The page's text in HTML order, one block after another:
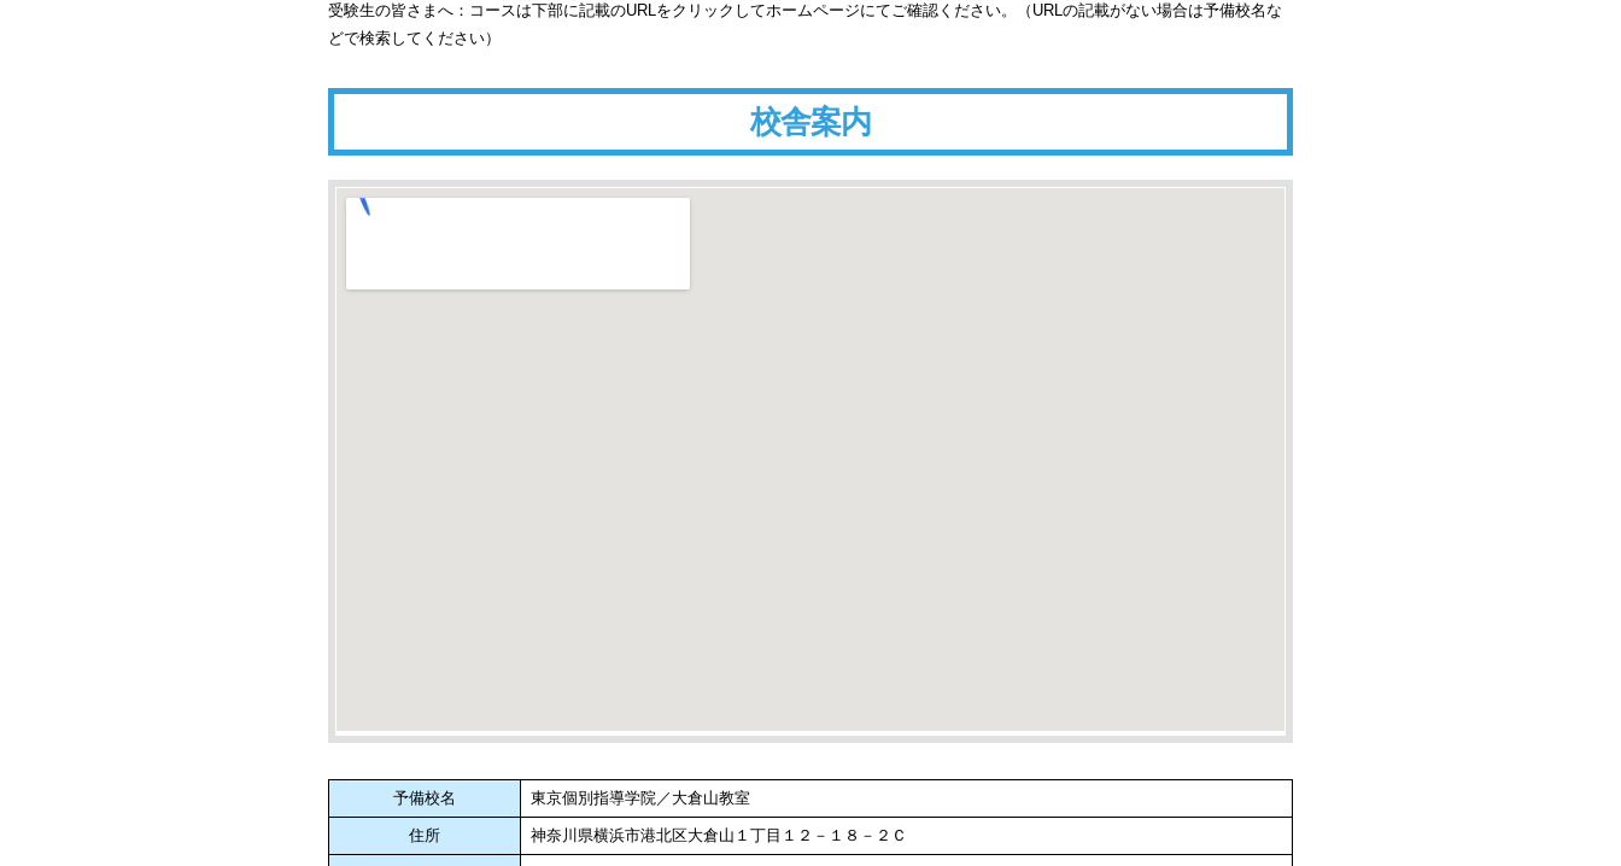
受験生の皆さまへ：コースは下部に記載のURLをクリックしてホームページにてご確認ください。（URLの記載がない場合は予備校名な
どで検索してください）
校舎案内
予備校名 東京個別指導学院／大倉山教室
住所 神奈川県横浜市港北区大倉山１丁目１２－１８－２Ｃ